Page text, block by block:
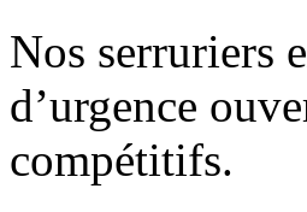
Nos serruriers
d’urgence
compétitifs.